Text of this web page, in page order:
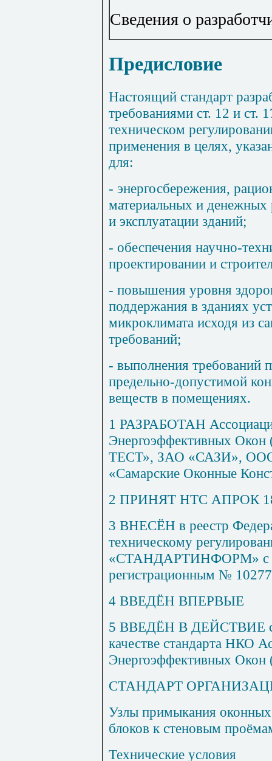
Сведения о
Предисловие
Настоящий стандарт
требованиями ст. 12 и ст.
техническом
применения в целях,
для:
- энергосбережения,
материальных и денежных
и эксплуатации зданий;
- обеспечения научно-
проектировании и
- повышения уровня
поддержания в зданиях
микроклимата исходя из
требований;
- выполнения
предельно-допустимой
веществ в помещениях.
1 РАЗРАБОТАН
Энергоэффективных
ТЕСТ», ЗАО «САЗИ»,
«Самарские Оконные
2 ПРИНЯТ НТС АПРОК 18
3 ВНЕСЁН в реестр
техническому
«СТАНДАРТИНФОРМ» с
регистрационным №
4 ВВЕДЁН ВПЕРВЫЕ
5 ВВЕДЁН В ДЕЙСТВИЕ с
качестве стандарта НКО
Энергоэффективных
СТАНДАРТ
Узлы примыкания
блоков к стеновым
Технические условия